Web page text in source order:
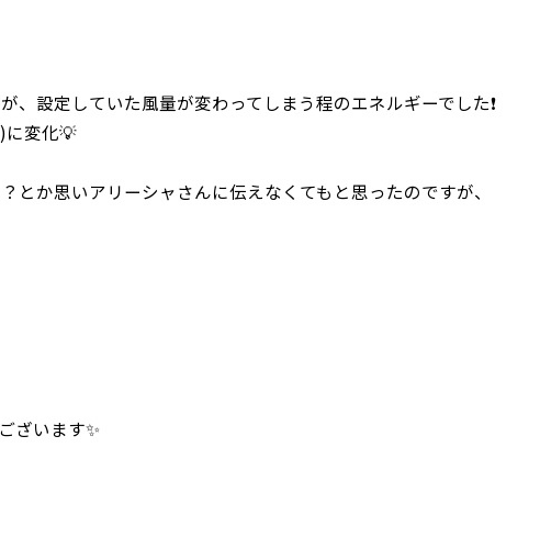
、設定していた風量が変わってしまう程のエネルギーでした❗️
に変化💡
とか思いアリーシャさんに伝えなくてもと思ったのですが、
ざいます✨